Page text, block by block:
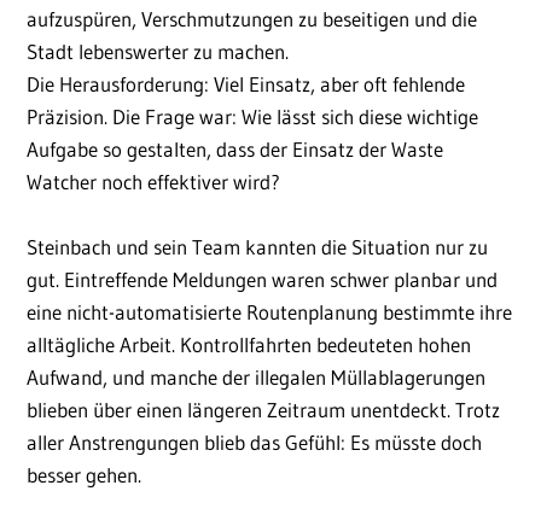
aufzuspüren, Verschmutzungen zu beseitigen und die
Stadt lebenswerter zu machen.
Die Herausforderung: Viel Einsatz, aber oft fehlende
Präzision. Die Frage war: Wie lässt sich diese wichtige
Aufgabe so gestalten, dass der Einsatz der Waste
Watcher noch effektiver wird?
Steinbach und sein Team kannten die Situation nur zu
gut. Eintreffende Meldungen waren schwer planbar und
eine nicht-automatisierte Routenplanung bestimmte ihre
alltägliche Arbeit. Kontrollfahrten bedeuteten hohen
Aufwand, und manche der illegalen Müllablagerungen
blieben über einen längeren Zeitraum unentdeckt. Trotz
aller Anstrengungen blieb das Gefühl: Es müsste doch
besser gehen.